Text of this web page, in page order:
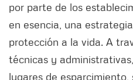
por parte de los
en esencia, una
protección a la vida. A
técnicas y
lugares de